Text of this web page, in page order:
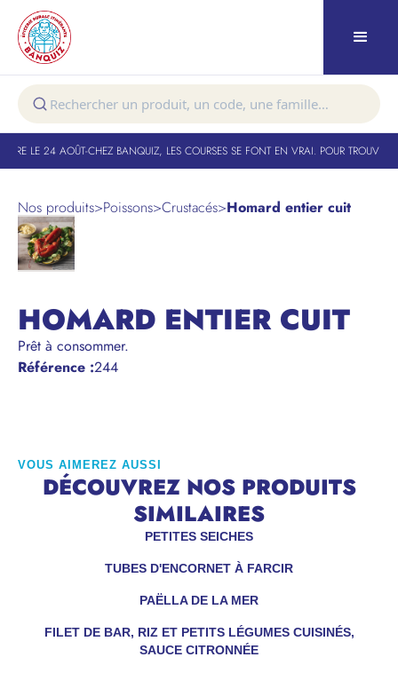
LE 24 AOÛT-CHEZ BANQUIZ, LES COURSES SE FONT EN VRAI. POUR TROUVER
Nos produits>Poissons>Crustacés>Homard entier cuit
HOMARD ENTIER CUIT
Prêt à consommer.
Référence :244
VOUS AIMEREZ AUSSI
DÉCOUVREZ NOS PRODUITS
SIMILAIRES
PETITES SEICHES
TUBES D'ENCORNET À FARCIR
PAËLLA DE LA MER
FILET DE BAR, RIZ ET PETITS LÉGUMES CUISINÉS,
SAUCE CITRONNÉE